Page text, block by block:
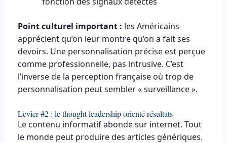
Point culturel important : les Américains
apprécient qu’on leur montre qu’on a fait ses
devoirs. Une personnalisation précise est perçue
comme professionnelle, pas intrusive. C’est
l’inverse de la perception française où trop de
personnalisation peut sembler « surveillance ».
Levier #2 : le thought leadership orienté résultats
Le contenu informatif abonde sur internet. Tout
le monde peut produire des articles génériques.